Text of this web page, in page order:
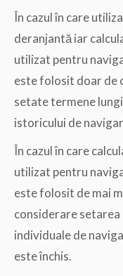
În cazul în care
deranjantă iar
utilizat pentru
este folosit doar de
setate termene
istoricului de
În cazul în care
utilizat pentru
este folosit de mai
considerare
individuale de
este închis.